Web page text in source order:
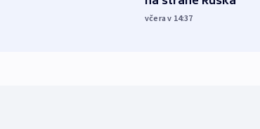
včera v 14:37